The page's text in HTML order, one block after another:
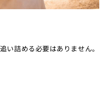
い詰める必要はありません。